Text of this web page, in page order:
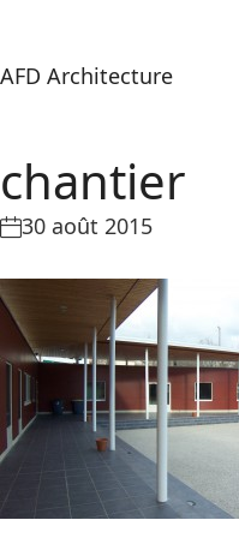
AFD Architecture
chantier
30 août 2015